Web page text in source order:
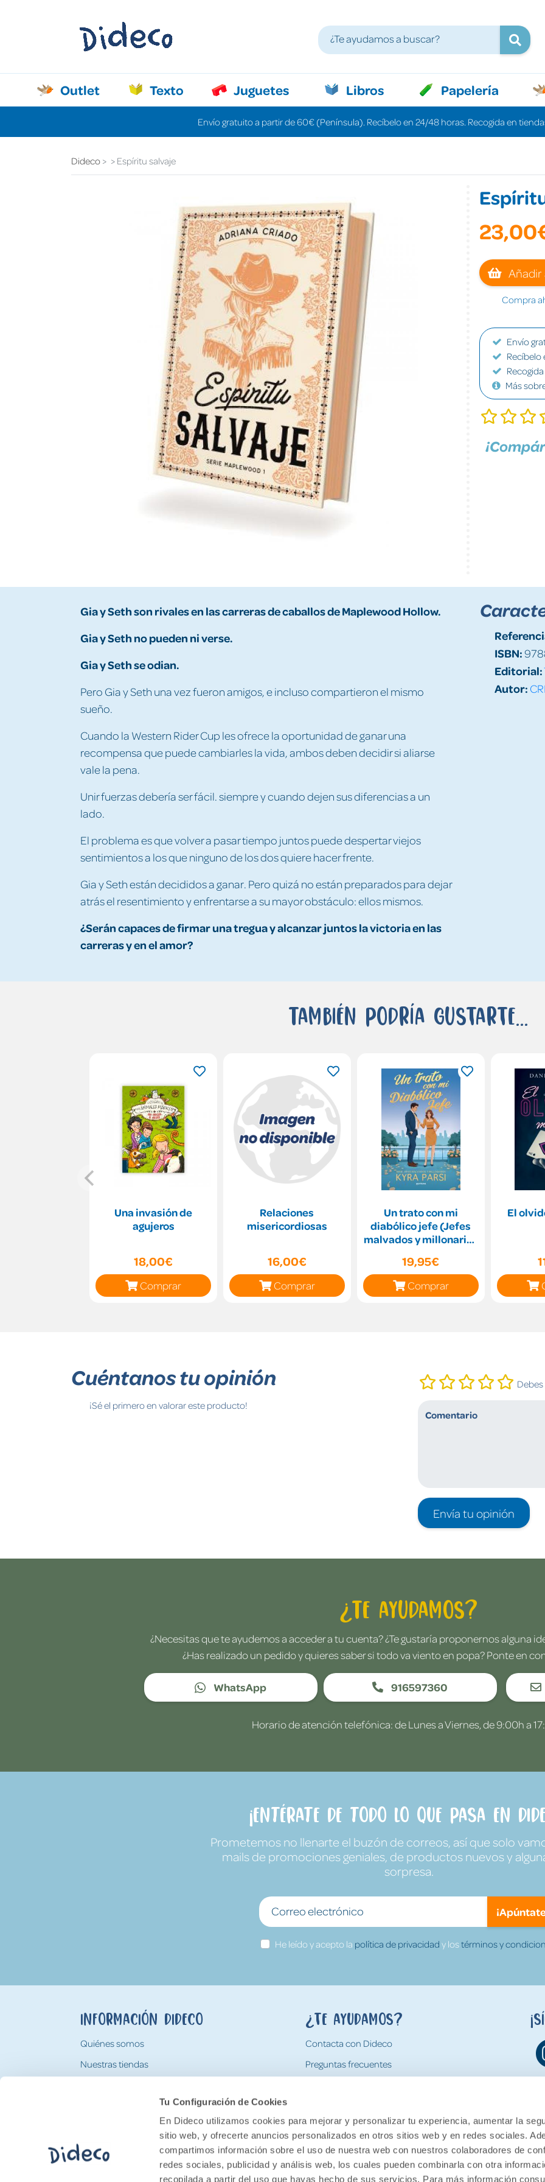
Tu Configuración de Cookies
En Dideco utilizamos cookies para mejorar y personalizar tu experiencia, aumentar la
sitio web, y ofrecerte anuncios personalizados en otros sitios web y en redes sociales.
compartimos información sobre el uso de nuestra web con nuestros colaboradores de
redes sociales, publicidad y análisis web, los cuales pueden combinarla con otra
recopilada a partir del uso que hayas hecho de sus servicios. Para más información
Outlet Texto Juguetes Libros Papelería
Envío gratuito a partir de 60€ (Península). Recíbelo en 24/48 horas. Recogida en
Dideco Espíritu salvaje
Añadir
Compra
Envío
Recíbelo
Más
Gia y Seth son rivales en las carreras de caballos de Maplewood Hollow.
Gia y Seth no pueden ni verse.
Gia y Seth se odian.
Pero Gia y Seth una vez fueron amigos, e incluso compartieron el mismo
sueño.
Cuando la Western Rider Cup les ofrece la oportunidad de ganar una
recompensa que puede cambiarles la vida, ambos deben decidir si aliarse
vale la pena.
Unir fuerzas debería ser fácil. siempre y cuando dejen sus diferencias a un
lado.
El problema es que volver a pasar tiempo juntos puede despertar viejos
sentimientos a los que ninguno de los dos quiere hacer frente.
Gia y Seth están decididos a ganar. Pero quizá no están preparados para dejar
atrás el resentimiento y enfrentarse a su mayor obstáculo: ellos mismos.
¿Serán capaces de firmar una tregua y alcanzar juntos la victoria en las
carreras y en el amor?
ISBN:
Editorial:
Autor:
También podría gustarte...
Una invasión de
agujeros
18,00€
Comprar
Relaciones
misericordiosas
16,00€
Comprar
Un trato con mi
diabólico jefe (Jefes
malvados y millonarios
19,95€
Comprar
El
Cuéntanos tu opinión
¡Sé el primero en valorar este producto!
Envía tu opinión
¿Te ayudamos?
¿Necesitas que te ayudemos a acceder a tu cuenta? ¿Te gustaría proponernos alguna
¿Has realizado un pedido y quieres saber si todo va viento en popa? Ponte en
WhatsApp 916597360
Horario de atención telefónica: de Lunes a Viernes, de 9:00h a
¡Entérate de todo lo que pasa en
Prometemos no llenarte el buzón de correos, así que solo
mails de promociones geniales, de productos nuevos y
sorpresa.
He leído y acepto la política de privacidad y lostérminos y
Información Dideco
Quiénes somos
Nuestras tiendas
Tarjeta Regalo Dideco
¿Te ayudamos?
Contacta con Dideco
Preguntas frecuentes
Devoluciones